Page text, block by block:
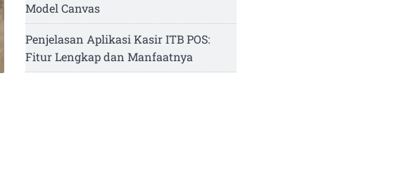
Model Canvas
Penjelasan Aplikasi Kasir ITB POS:
Fitur Lengkap dan Manfaatnya